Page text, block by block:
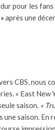
pour les fans
après une
CBS, nous
« East New
saison. «
saison. En